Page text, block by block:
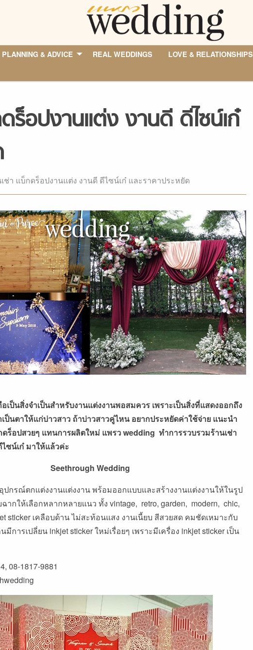
PLANNING & ADVICE REAL WEDDINGS LOVE & RELATIONSHIPS
ร็อปงานแต่ง งานดี ดีไซน์เก๋
ช่า แบ็กดร็อปงานแต่ง งานดี ดีไซน์เก๋ และราคาประหยัด
เป็นสิ่งจำเป็นสำหรับงานแต่งงานพอสมควร เพราะเป็นสิ่งที่แสดงออกถึง
ป็นตาให้แก่บ่าวสาว ถ้าบ่าวสาวคู่ไหน อยากประหยัดค่าใช้จ่าย แนะนำ
ดร็อปสวยๆ แทนการผลิตใหม่ แพรว wedding ทำการรวบรวมร้านเช่า
ซน์เก๋ มาให้แล้วค่ะ
Seethrough Wedding
ปกรณ์ตกแต่งงานแต่งงาน พร้อมออกแบบและสร้างงานแต่งงานให้ในรูป
ากให้เลือกหลากหลายแนว ทั้ง vintage, retro, garden, modern, chic,
sticker เคลือบด้าน ไม่สะท้อนแสง งานเนี้ยบ สีสวยสด คมชัดเหมาะกับ
การเปลี่ยน inkjet sticker ใหม่เรื่อยๆ เพราะมีเครื่อง inkjet sticker เป็น
08-1817-9881